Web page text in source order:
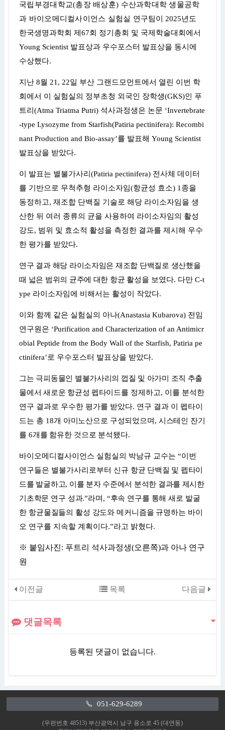
국립부경대학교(총장 배상훈) 수산과학대학 생물공학
과 바이오메디컬사이언스 실험실 연 구팀이 2025년도
한국생명과학회 제67회 정기총회 및 국제학술대회에서
Young Scientist 발표상과 우수포스터 발표상을 동시에
수상했다.
지난8월 21, 22일 부산 그랜드모먼트에서 열린 이번 학
회에서 이 실험실의 정부초청 외국인 장학생(GKS)인 푸
트리(Atma Triatma Putri) 석사과정생은 논문 ‘Invertebrate
-type Lysozyme from Starfish(Patiria pectinifera): Recombi
nant Production and Bio-assay’를 발표해Young Scientist
발표상을 받았다.
이 발표는 별불가사리(Patiria pectinifera) 전사체 데이터
를 기반으로 무척추형 라이소자임(항균성 효소) 1 종을
동정하고,재조합 단백질 기술로 해당 라이소자임을 생
산한 뒤 여러 종류의 균을 사용하여 라이소자임의 활성
강도, 범위 및 효소적 활성을 측정한 결과를 제시해 우수
한 평가를 받았다.
연구 결과 해당 라이소자임은 재조합 단백질로 생산했을
때 넓은 범위의 균주에 대한 항균 활성을 보였다. 다만C-t
ype 라이소자임에 비해서는 활성이 작았다.
이와 함께 같은 실험실의 아나(Anastasia Kubarova) 전임
연구원은 ‘Purification and Characterization of an Antimicr
obial Peptide from the Body Wall of the Starfish, Patiria pe
ctinifera’로 우수포스터 발표상을 받았다.
그는 극피동물인 별불가사리의 껍질 및 아가미 조직 추출
물에서 새로운 항균성 펩타이드를 정제하고, 이를 분석한
연구 결과로 우수한 평가를 받았다. 연구 결과 이 펩타이
드는 총 18개 아미노산으로 구성되었으며 , 시스테인 잔기
를 6개를 함유한 것으로 분석됐다.
바이오메디컬사이언스 실험실의 박남규 교수는“이번
연구들은 별불가사리로부터 신규 항균 단백질 및 펩타이
드를 발굴하고, 이를 분자 수준에서 분석한 결과를 제시한
기초학문 연구 성과.”라며 , “후속 연구를 통해 새로 발굴
한 항균물질들의 활성 강도와 메커니즘을 규명하는 바이
오 연구를 지속할 계획이다.”라고 밝혔다.
※ 붙임사진: 푸트리 석사과정생(오른쪽)과 아나 연구
원
이전글 다음글
목록
댓글목록
등록된 댓글이 없습니다.
051-629-6289
(우편번호 48513) 부산광역시 남구 용소로 45 (대연동)